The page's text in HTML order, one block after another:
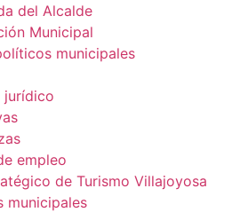
del Alcalde
Municipal
municipales
jurídico
empleo
de Turismo Villajoyosa
municipales